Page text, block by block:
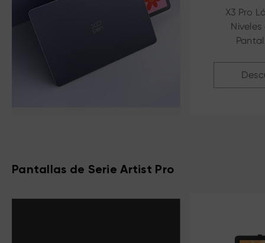
X3 Pro
Pantallas de Serie Artist Pro